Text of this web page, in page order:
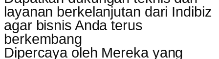
layanan berkelanjutan dari Indibiz
agar bisnis Anda terus
berkembang
Dipercaya oleh Mereka yang